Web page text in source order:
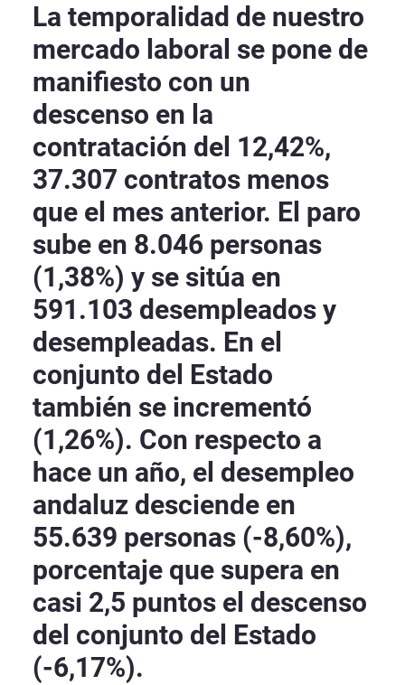
La temporalidad de nuestro
mercado laboral se pone de
manifiesto con un
descenso en la
contratación del 12,42%,
37.307 contratos menos
que el mes anterior. El paro
sube en 8.046 personas
(1,38%) y se sitúa en
591.103 desempleados y
desempleadas. En el
conjunto del Estado
también se incrementó
(1,26%). Con respecto a
hace un año, el desempleo
andaluz desciende en
55.639 personas (-8,60%),
porcentaje que supera en
casi 2,5 puntos el descenso
del conjunto del Estado
(-6,17%).